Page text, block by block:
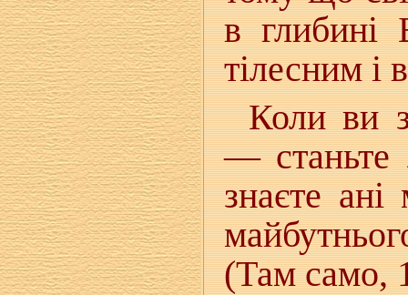
в глибині
тілесним і
Коли ви
— станьте
знаєте ані
(Там само,